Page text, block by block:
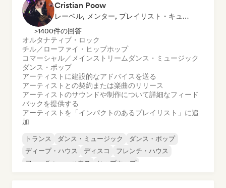
Cristian Poow
レーベル, メンター, プレイリスト・キュレーター, サウンドエキスパート
>1400件の回答
オルタナティブ・ロック
チル／ローファイ・ヒップホップ
コマーシャル／メインストリーム ダンス・ミュージック
ダンス・ポップ
アーティストに建設的なアドバイスを送る
アーティストとの契約または楽曲のリリース
アーティストのサウンドや制作について詳細なフィード
バックを提供する
アーティストを「インパクトのあるプレイリスト」に追
加
トランス ダンス・ミュージック
ダンス・ポップ
ディープ・ハウス
ディスコ
フレンチ・ハウス
フューチャー・ハウス
ヒップホップ